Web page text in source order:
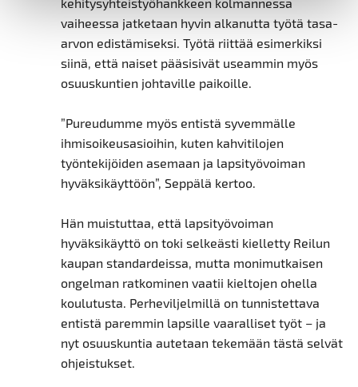
vaiheessa jatketaan hyvin alkanutta työtä tasa-
arvon edistämiseksi. Työtä riittää esimerkiksi
siinä, että naiset pääsisivät useammin myös
osuuskuntien johtaville paikoille.
”Pureudumme myös entistä syvemmälle
ihmisoikeusasioihin, kuten kahvitilojen
työntekijöiden asemaan ja lapsityövoiman
hyväksikäyttöön”, Seppälä kertoo.
Hän muistuttaa, että lapsityövoiman
hyväksikäyttö on toki selkeästi kielletty Reilun
kaupan standardeissa, mutta monimutkaisen
ongelman ratkominen vaatii kieltojen ohella
koulutusta. Perheviljelmillä on tunnistettava
entistä paremmin lapsille vaaralliset työt – ja
nyt osuuskuntia autetaan tekemään tästä selvät
ohjeistukset.